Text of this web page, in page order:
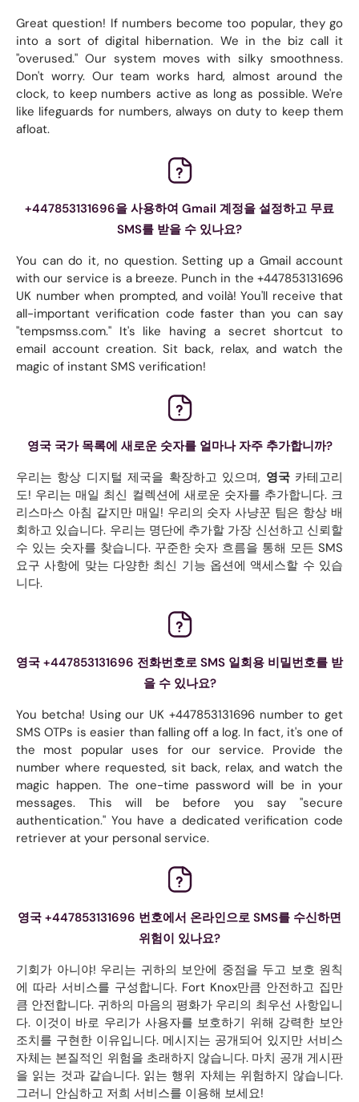
Great question! If numbers become too popular, they go
into a sort of digital hibernation. We in the biz call it
"overused." Our system moves with silky smoothness.
Don't worry. Our team works hard, almost around the
clock, to keep numbers active as long as possible. We're
like lifeguards for numbers, always on duty to keep them
afloat.
+447853131696을 사용하여 Gmail 계정을 설정하고 무료
SMS를 받을 수 있나요?
You can do it, no question. Setting up a Gmail account
with our service is a breeze. Punch in the +447853131696
UK number when prompted, and voilà! You'll receive that
all-important verification code faster than you can say
"tempsmss.com." It's like having a secret shortcut to
email account creation. Sit back, relax, and watch the
magic of instant SMS verification!
영국 국가 목록에 새로운 숫자를 얼마나 자주 추가합니까?
우리는 항상 디지털 제국을 확장하고 있으며, 영국카테고리
도! 우리는 매일 최신 컬렉션에 새로운 숫자를 추가합니다. 크
리스마스 아침 같지만 매일! 우리의 숫자 사냥꾼 팀은 항상 배
회하고 있습니다. 우리는 명단에 추가할 가장 신선하고 신뢰할
수 있는 숫자를 찾습니다. 꾸준한 숫자 흐름을 통해 모든 SMS
요구 사항에 맞는 다양한 최신 기능 옵션에 액세스할 수 있습
니다.
영국 +447853131696 전화번호로 SMS 일회용 비밀번호를 받
을 수 있나요?
You betcha! Using our UK +447853131696 number to get
SMS OTPs is easier than falling off a log. In fact, it's one of
the most popular uses for our service. Provide the
number where requested, sit back, relax, and watch the
magic happen. The one-time password will be in your
messages. This will be before you say "secure
authentication." You have a dedicated verification code
retriever at your personal service.
영국 +447853131696 번호에서 온라인으로 SMS를 수신하면
위험이 있나요?
기회가 아니야! 우리는 귀하의 보안에 중점을 두고 보호 원칙
에 따라 서비스를 구성합니다. Fort Knox만큼 안전하고 집만
큼 안전합니다. 귀하의 마음의 평화가 우리의 최우선 사항입니
다. 이것이 바로 우리가 사용자를 보호하기 위해 강력한 보안
조치를 구현한 이유입니다. 메시지는 공개되어 있지만 서비스
자체는 본질적인 위험을 초래하지 않습니다. 마치 공개 게시판
을 읽는 것과 같습니다. 읽는 행위 자체는 위험하지 않습니다.
그러니 안심하고 저희 서비스를 이용해 보세요!